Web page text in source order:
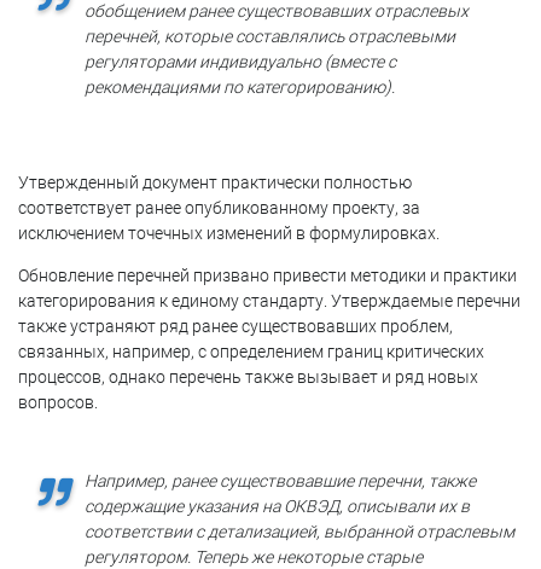
обобщением ранее существовавших отраслевых
перечней, которые составлялись отраслевыми
регуляторами индивидуально (вместе с
рекомендациями по категорированию).
Утвержденный документ практически полностью
соответствует ранее опубликованному проекту, за
исключением точечных изменений в формулировках.
Обновление перечней призвано привести методики и практики
категорирования к единому стандарту. Утверждаемые перечни
также устраняют ряд ранее существовавших проблем,
связанных, например, с определением границ критических
процессов, однако перечень также вызывает и ряд новых
вопросов.
Например, ранее существовавшие перечни, также
содержащие указания на ОКВЭД, описывали их в
соответствии с детализацией, выбранной отраслевым
регулятором. Теперь же некоторые старые